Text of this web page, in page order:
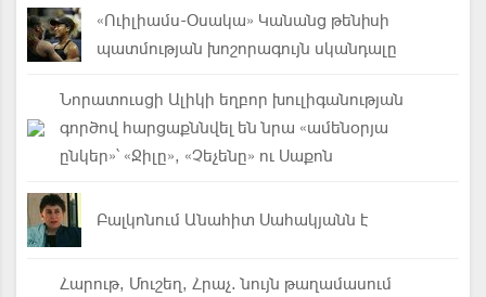
«Ուիլիամս-Օսակա» Կանանց թենիսի
պատմության խոշորագույն սկանդալը
Նորատուսցի Ալիկի եղբոր խուլիգանության
գործով հարցաքննվել են նրա «ամենօրյա
ընկեր»՝ «Ջիլը», «Չեչենը» ու Սաքոն
Բալկոնում Անահիտ Սահակյանն է
Հարութ, Մուշեղ, Հրաչ. նույն թաղամասում